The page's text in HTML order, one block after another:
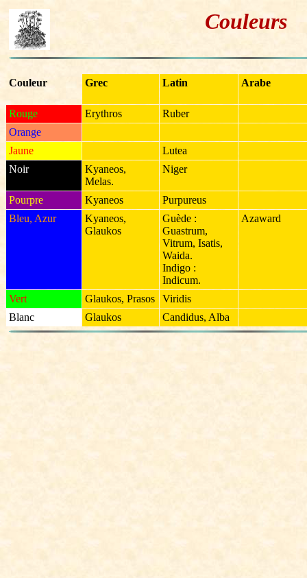
Couleurs
Couleur Grec Latin Arabe
Rouge Erythros
Ruber
Orange
Jaune
Lutea
Noir
Kyaneos,
Melas.
Niger
Pourpre Kyaneos
Purpureus
Bleu, Azur
Kyaneos,
Glaukos
Guède :
Guastrum,
Vitrum, Isatis,
Waida.
Indigo :
Indicum.
Azaward
Vert Glaukos, Prasos
Viridis
Blanc
Glaukos Candidus, Alba